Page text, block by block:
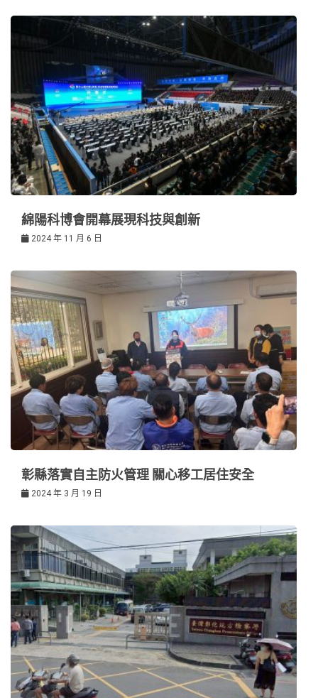
綿陽科博會開幕展現科技與創新
2024 年 11 月 6 日
彰縣落實自主防火管理 關心移工居住安全
2024 年 3 月 19 日